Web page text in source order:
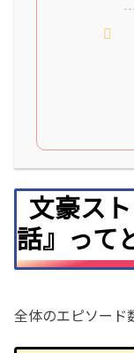
文豪ス
話』って
全体のエピソード